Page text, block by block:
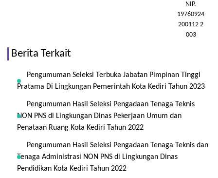
NIP.
19760924
200112 2
003
Berita Terkait
Pengumuman Seleksi Terbuka Jabatan Pimpinan Tinggi
Pratama Di Lingkungan Pemerintah Kota Kediri Tahun 2023
Pengumuman Hasil Seleksi Pengadaan Tenaga Teknis
NON PNS di Lingkungan Dinas Pekerjaan Umum dan
Penataan Ruang Kota Kediri Tahun 2022
Pengumuman Hasil Seleksi Pengadaan Tenaga Teknis dan
Tenaga Administrasi NON PNS di Lingkungan Dinas
Pendidikan Kota Kediri Tahun 2022